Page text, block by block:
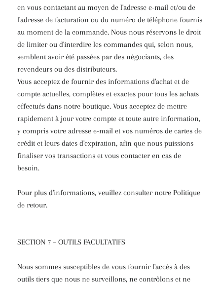
en vous contactant au moyen de l'adresse e-mail et/ou de
l'adresse de facturation ou du numéro de téléphone fournis
au moment de la commande. Nous nous réservons le droit
de limiter ou d'interdire les commandes qui, selon nous,
semblent avoir été passées par des négociants, des
revendeurs ou des distributeurs.
Vous acceptez de fournir des informations d'achat et de
compte actuelles, complètes et exactes pour tous les achats
effectués dans notre boutique. Vous acceptez de mettre
rapidement à jour votre compte et toute autre information,
y compris votre adresse e-mail et vos numéros de cartes de
crédit et leurs dates d'expiration, afin que nous puissions
finaliser vos transactions et vous contacter en cas de
besoin.
Pour plus d'informations, veuillez consulter notre Politique
de retour.
SECTION 7 – OUTILS FACULTATIFS
Nous sommes susceptibles de vous fournir l'accès à des
outils tiers que nous ne surveillons, ne contrôlons et ne